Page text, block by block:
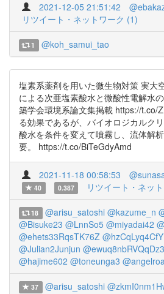
2021-12-05 21:51:42
リツイート・ネットワーク (1)
1 @koh_samui_tao
塩素系薬剤を用いた微生物対策 実大
による次亜塩素酸水と微酸性電解水
築学会環境系論文集掲載 https://t.co/
る効果であるが、バイオロジカルク
酸水を条件を変えて噴霧し、流体解
要。 https://t.co/BiTeGdyAmd
2021-11-18 00:58:53
40
0.387 リツイート・ネッ
18 @arisu_satoshi @kazume_n
@Bisuke23 @LnnSo5 @miyadai42
@ehets33RqsTK76Z
@Julian2Junjun
@hajime602 @toneunga3
37 @arisu_satoshi